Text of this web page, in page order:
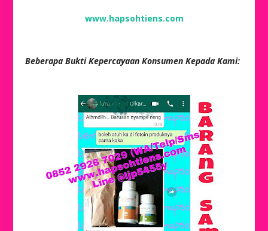
www.hapsohtiens.com
Beberapa Bukti Kepercayaan Konsumen Kepada Kami: